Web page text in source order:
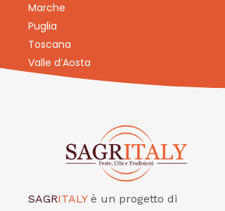
Marche
Puglia
Toscana
Valle d’Aosta
SAGRITALY è un progetto di